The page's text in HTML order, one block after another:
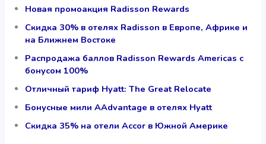
Новая промоакция Radisson Rewards
Скидка 30% в отелях Radisson в Европе, Африке и
на Ближнем Востоке
Распродажа баллов Radisson Rewards Americas с
бонусом 100%
Отличный тариф Hyatt: The Great Relocate
Бонусные мили AAdvantage в отелях Hyatt
Скидка 35% на отели Accor в Южной Америке